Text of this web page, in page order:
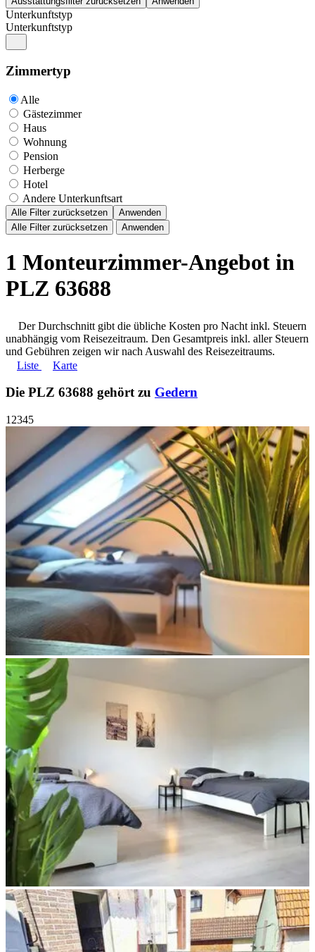
Unterkunftstyp
Unterkunftstyp
Zimmertyp
Alle
Gästezimmer
Haus
Wohnung
Pension
Herberge
Hotel
Andere Unterkunftsart
Alle Filter zurücksetzen
Anwenden
Alle Filter zurücksetzen
Anwenden
1 Monteurzimmer-Angebot in
PLZ 63688
Der Durchschnitt gibt die übliche Kosten pro Nacht inkl. Steuern
unabhängig vom Reisezeitraum. Den Gesamtpreis inkl. aller Steuern
und Gebühren zeigen wir nach Auswahl des Reisezeitraums.
Liste
Karte
Die PLZ 63688 gehört zu Gedern
1 2345